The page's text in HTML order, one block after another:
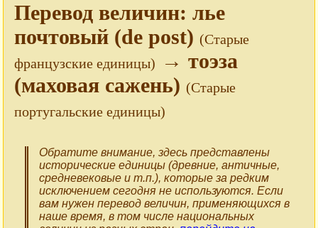
Перевод величин: лье
почтовый (de post) (Старые
французские единицы)
→ тоэза
(маховая сажень) (Старые
португальские единицы)
Обратите внимание, здесь представлены
исторические единицы (древние, античные,
средневековые и т.п.), которые за редким
исключением сегодня не используются. Если
вам нужен перевод величин, применяющихся в
наше время, в том числе национальных